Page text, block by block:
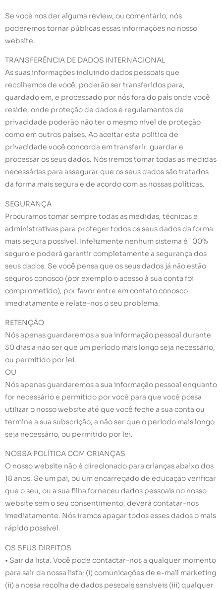
Se você nos der alguma review, ou comentário, nós
poderemos tornar públicas essas informações no nosso
website.
TRANSFERÊNCIA DE DADOS INTERNACIONAL
As suas informações incluindo dados pessoais que
recolhemos de você, poderão ser transferidos para,
guardado em, e processado por nós fora do país onde você
reside, onde proteção de dados e regulamentos de
privacidade poderão não ter o mesmo nível de proteção
como em outros países. Ao aceitar esta política de
privacidade você concorda em transferir, guardar e
processar os seus dados. Nós iremos tomar todas as medidas
necessárias para assegurar que os seus dados são tratados
da forma mais segura e de acordo com as nossas políticas.
SEGURANÇA
Procuramos tomar sempre todas as medidas, técnicas e
administrativas para proteger todos os seus dados da forma
mais segura possível. Infelizmente nenhum sistema é 100%
seguro e poderá garantir completamente a segurança dos
seus dados. Se você pensa que os seus dados já não estão
seguros conosco (por exemplo o acesso à sua conta foi
comprometido), por favor entre em contato conosco
imediatamente e relate-nos o seu problema.
RETENÇÃO
Nós apenas guardaremos a sua informação pessoal durante
30 dias a não ser que um período mais longo seja necessário,
ou permitido por lei.
OU
Nós apenas guardaremos a sua informação pessoal enquanto
for necessário e permitido por você para que você possa
utilizar o nosso website até que você feche a sua conta ou
termine a sua subscrição, a não ser que o período mais longo
seja necessário, ou permitido por lei.
NOSSA POLÍTICA COM CRIANÇAS
O nosso website não é direcionado para crianças abaixo dos
18 anos. Se um pai, ou um encarregado de educação verificar
que o seu, ou a sua filha forneceu dados pessoais no nosso
website sem o seu consentimento, deverá contatar-nos
imediatamente. Nós iremos apagar todos esses dados o mais
rápido possível.
OS SEUS DIREITOS
• Sair da lista. Você pode contactar-nos a qualquer momento
para sair da nossa lista; (i) comunicações de e-mail marketing
(ii) a nossa recolha de dados pessoais sensíveis (iii) qualquer